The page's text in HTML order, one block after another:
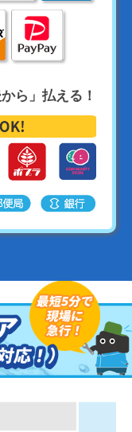
ら」払える！